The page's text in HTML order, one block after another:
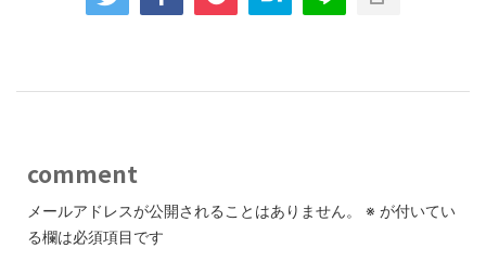
comment
メールアドレスが公開されることはありません。 ※ が付いてい
る欄は必須項目です